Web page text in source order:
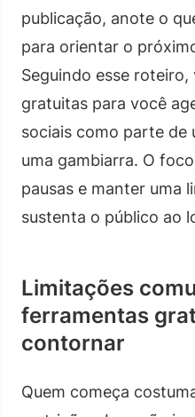
publicação, anote o
para orientar o
Seguindo esse
gratuitas para você
sociais como parte de
uma gambiarra. O
pausas e manter uma
sustenta o público ao
Limitações
ferramentas
contornar
Quem começa